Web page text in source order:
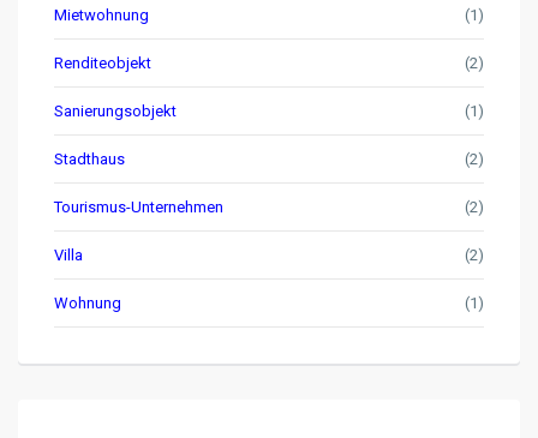
Mietwohnung (1)
Renditeobjekt (2)
Sanierungsobjekt (1)
Stadthaus (2)
Tourismus-Unternehmen (2)
Villa (2)
Wohnung (1)